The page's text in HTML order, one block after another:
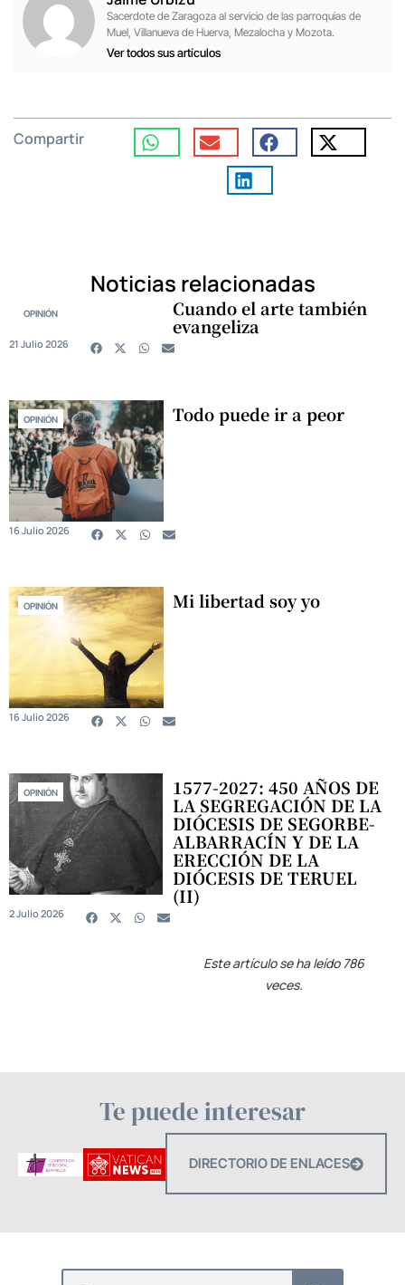
Sacerdote de Zaragoza al servicio de las parroquias de
Muel, Villanueva de Huerva, Mezalocha y Mozota.
Ver todos sus artículos
Compartir
Noticias relacionadas
OPINIÓN Cuando el arte también
evangeliza
21 Julio 2026
OPINIÓN Todo puede ir a peor
16 Julio 2026
OPINIÓN Mi libertad soy yo
16 Julio 2026
OPINIÓN 1577-2027: 450 AÑOS DE
LA SEGREGACIÓN DE LA
DIÓCESIS DE SEGORBE-
ALBARRACÍN Y DE LA
ERECCIÓN DE LA
DIÓCESIS DE TERUEL
(II)
2 Julio 2026
Este artículo se ha leído 786
veces.
Te puede interesar
DIRECTORIO DE ENLACES